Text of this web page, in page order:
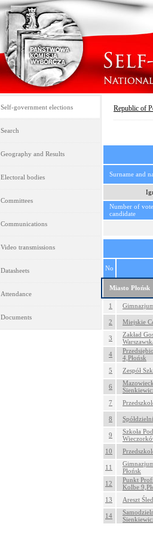
Self-government elections
Search
Geography and Results
Electoral bodies
Committees
Communications
Video transmissions
Datasheets
Attendance
Documents
Republic of
Surname and
Number of
candidate
No
Miasto Płońsk
1
2 Miejskie
3
Zakład
4
4,Płońsk
5 Zespół
6
7
8
9
Szkoła
10
11
Płońsk
12
Punkt
Kolbe
13 Areszt
14